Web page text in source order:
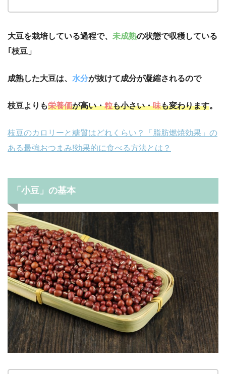
大豆を栽培している過程で、 未成熟の状態で収穫している
｢枝豆」
成熟した大豆は、 水分が抜けて成分が凝縮されるので
枝豆よりも栄養価が高い・粒も小さい・味も変わります。
枝豆のカロリーと糖質はどれくらい？「脂肪燃焼効果」の
ある最強おつまみ!効果的に食べる方法とは？
「小豆」の基本